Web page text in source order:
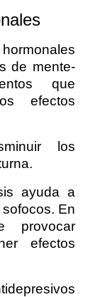
de mente-
que
efectos
los
ayuda a
En
provocar
efectos